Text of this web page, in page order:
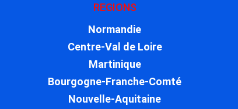
REGIONS
Normandie
Centre-Val de Loire
Martinique
Bourgogne-Franche-Comté
Nouvelle-Aquitaine